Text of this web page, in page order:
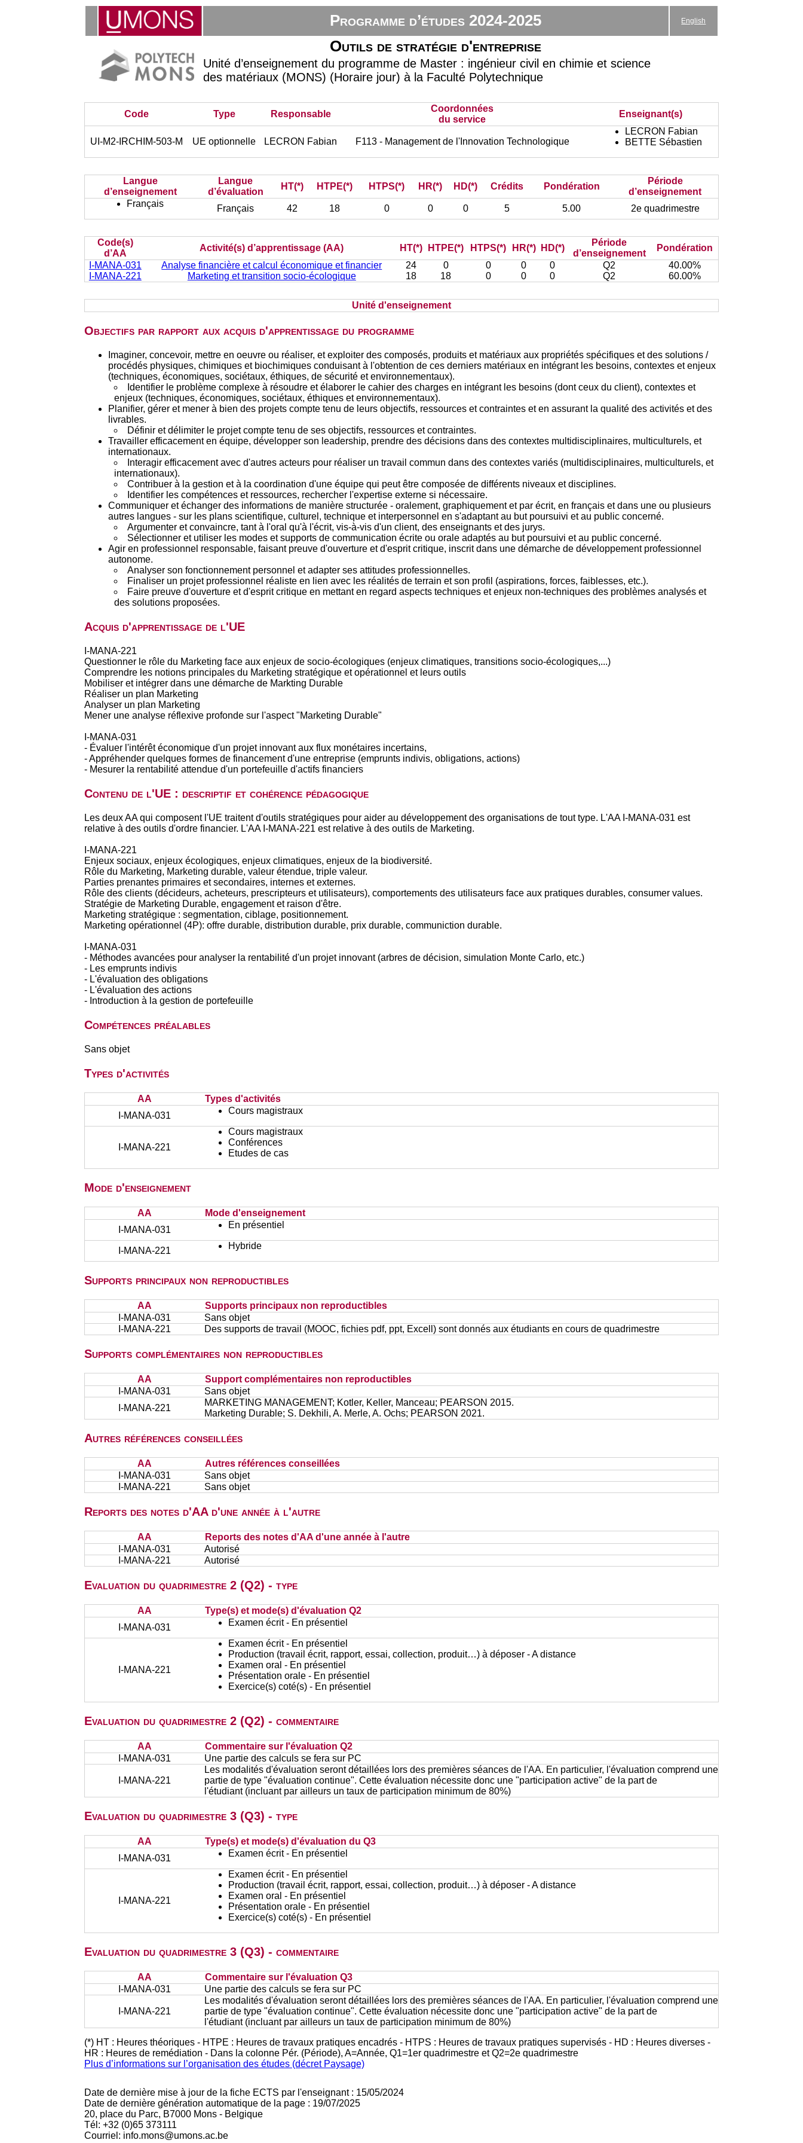
Programme d’études 2024-2025 English
Outils de stratégie d'entreprise
Unité d’enseignement du programme de Master : ingénieur civil en chimie et science
des matériaux (MONS) (Horaire jour) à la Faculté Polytechnique
Code Type Responsable
Coordonnées
du service
Enseignant(s)
UI-M2-IRCHIM-503-M UE optionnelle LECRON Fabian F113 - Management de l'Innovation Technologique
LECRON Fabian
BETTE Sébastien
Langue
d’enseignement
Langue
d’évaluation
HT(*) HTPE(*) HTPS(*) HR(*) HD(*) Crédits Pondération
Période
d’enseignement
Français
Français 42 18 0 0 0 5 5.00 2e quadrimestre
Code(s)
d’AA
Activité(s) d’apprentissage (AA) HT(*) HTPE(*) HTPS(*) HR(*) HD(*)
Période
d’enseignement
Pondération
I-MANA-031
Analyse financière et calcul économique et financier 24 0 0 0 0 Q2
40.00%
I-MANA-221
Marketing et transition socio-écologique 18 18 0 0 0 Q2 60.00%
Unité d'enseignement
Objectifs par rapport aux acquis d'apprentissage du programme
Imaginer, concevoir, mettre en oeuvre ou réaliser, et exploiter des composés, produits et matériaux aux propriétés spécifiques et des solutions /
procédés physiques, chimiques et biochimiques conduisant à l'obtention de ces derniers matériaux en intégrant les besoins, contextes et enjeux
(techniques, économiques, sociétaux, éthiques, de sécurité et environnementaux).
Identifier le problème complexe à résoudre et élaborer le cahier des charges en intégrant les besoins (dont ceux du client), contextes et
enjeux (techniques, économiques, sociétaux, éthiques et environnementaux).
Planifier, gérer et mener à bien des projets compte tenu de leurs objectifs, ressources et contraintes et en assurant la qualité des activités et des
livrables.
Définir et délimiter le projet compte tenu de ses objectifs, ressources et contraintes.
Travailler efficacement en équipe, développer son leadership, prendre des décisions dans des contextes multidisciplinaires, multiculturels, et
internationaux.
Interagir efficacement avec d'autres acteurs pour réaliser un travail commun dans des contextes variés (multidisciplinaires, multiculturels, et
internationaux).
Contribuer à la gestion et à la coordination d'une équipe qui peut être composée de différents niveaux et disciplines.
Identifier les compétences et ressources, rechercher l'expertise externe si nécessaire.
Communiquer et échanger des informations de manière structurée - oralement, graphiquement et par écrit, en français et dans une ou plusieurs
autres langues - sur les plans scientifique, culturel, technique et interpersonnel en s'adaptant au but poursuivi et au public concerné.
Argumenter et convaincre, tant à l'oral qu'à l'écrit, vis-à-vis d'un client, des enseignants et des jurys.
Sélectionner et utiliser les modes et supports de communication écrite ou orale adaptés au but poursuivi et au public concerné.
Agir en professionnel responsable, faisant preuve d'ouverture et d'esprit critique, inscrit dans une démarche de développement professionnel
autonome.
Analyser son fonctionnement personnel et adapter ses attitudes professionnelles.
Finaliser un projet professionnel réaliste en lien avec les réalités de terrain et son profil (aspirations, forces, faiblesses, etc.).
Faire preuve d'ouverture et d'esprit critique en mettant en regard aspects techniques et enjeux non-techniques des problèmes analysés et
des solutions proposées.
Acquis d'apprentissage de l'UE
I-MANA-221
Questionner le rôle du Marketing face aux enjeux de socio-écologiques (enjeux climatiques, transitions socio-écologiques,...)
Comprendre les notions principales du Marketing stratégique et opérationnel et leurs outils
Mobiliser et intégrer dans une démarche de Markting Durable
Réaliser un plan Marketing
Analyser un plan Marketing
Mener une analyse réflexive profonde sur l'aspect "Marketing Durable"
I-MANA-031
- Évaluer l'intérêt économique d'un projet innovant aux flux monétaires incertains,
- Appréhender quelques formes de financement d'une entreprise (emprunts indivis, obligations, actions)
- Mesurer la rentabilité attendue d'un portefeuille d'actifs financiers
Contenu de l'UE : descriptif et cohérence pédagogique
Les deux AA qui composent l'UE traitent d'outils stratégiques pour aider au développement des organisations de tout type. L'AA I-MANA-031 est
relative à des outils d'ordre financier. L'AA I-MANA-221 est relative à des outils de Marketing.
I-MANA-221
Enjeux sociaux, enjeux écologiques, enjeux climatiques, enjeux de la biodiversité.
Rôle du Marketing, Marketing durable, valeur étendue, triple valeur.
Parties prenantes primaires et secondaires, internes et externes.
Rôle des clients (décideurs, acheteurs, prescripteurs et utilisateurs), comportements des utilisateurs face aux pratiques durables, consumer values.
Stratégie de Marketing Durable, engagement et raison d'être.
Marketing stratégique : segmentation, ciblage, positionnement.
Marketing opérationnel (4P): offre durable, distribution durable, prix durable, communiction durable.
I-MANA-031
- Méthodes avancées pour analyser la rentabilité d'un projet innovant (arbres de décision, simulation Monte Carlo, etc.)
- Les emprunts indivis
- L'évaluation des obligations
- L'évaluation des actions
- Introduction à la gestion de portefeuille
Compétences préalables
Sans objet
Types d'activités
AA
Types d'activités
I-MANA-031
Cours magistraux
I-MANA-221
Cours magistraux
Conférences
Etudes de cas
Mode d'enseignement
AA
Mode d'enseignement
I-MANA-031
En présentiel
I-MANA-221 Hybride
Supports principaux non reproductibles
AA
Supports principaux non reproductibles
I-MANA-031
Sans objet
I-MANA-221
Des supports de travail (MOOC, fichies pdf, ppt, Excell) sont donnés aux étudiants en cours de quadrimestre
Supports complémentaires non reproductibles
AA
Support complémentaires non reproductibles
I-MANA-031
Sans objet
I-MANA-221
MARKETING MANAGEMENT; Kotler, Keller, Manceau; PEARSON 2015.
Marketing Durable; S. Dekhili, A. Merle, A. Ochs; PEARSON 2021.
Autres références conseillées
AA
Autres références conseillées
I-MANA-031
Sans objet
I-MANA-221
Sans objet
Reports des notes d'AA d'une année à l'autre
AA
Reports des notes d'AA d'une année à l'autre
I-MANA-031
Autorisé
I-MANA-221
Autorisé
Evaluation du quadrimestre 2 (Q2) - type
AA
Type(s) et mode(s) d'évaluation Q2
I-MANA-031
Examen écrit - En présentiel
I-MANA-221
Examen écrit - En présentiel
Production (travail écrit, rapport, essai, collection, produit…) à déposer - A distance
Examen oral - En présentiel
Présentation orale - En présentiel
Exercice(s) coté(s) - En présentiel
Evaluation du quadrimestre 2 (Q2) - commentaire
AA
Commentaire sur l'évaluation Q2
I-MANA-031
Une partie des calculs se fera sur PC
I-MANA-221
Les modalités d'évaluation seront détaillées lors des premières séances de l'AA. En particulier, l'évaluation comprend une
partie de type "évaluation continue". Cette évaluation nécessite donc une "participation active" de la part de
l'étudiant (incluant par ailleurs un taux de participation minimum de 80%)
Evaluation du quadrimestre 3 (Q3) - type
AA
Type(s) et mode(s) d'évaluation du Q3
I-MANA-031
Examen écrit - En présentiel
I-MANA-221
Examen écrit - En présentiel
Production (travail écrit, rapport, essai, collection, produit…) à déposer - A distance
Examen oral - En présentiel
Présentation orale - En présentiel
Exercice(s) coté(s) - En présentiel
Evaluation du quadrimestre 3 (Q3) - commentaire
AA
Commentaire sur l'évaluation Q3
I-MANA-031
Une partie des calculs se fera sur PC
I-MANA-221
Les modalités d'évaluation seront détaillées lors des premières séances de l'AA. En particulier, l'évaluation comprend une
partie de type "évaluation continue". Cette évaluation nécessite donc une "participation active" de la part de
l'étudiant (incluant par ailleurs un taux de participation minimum de 80%)
(*) HT : Heures théoriques - HTPE : Heures de travaux pratiques encadrés - HTPS : Heures de travaux pratiques supervisés - HD : Heures diverses -
HR : Heures de remédiation - Dans la colonne Pér. (Période), A=Année, Q1=1er quadrimestre et Q2=2e quadrimestre
Plus d’informations sur l’organisation des études (décret Paysage)
Date de dernière mise à jour de la fiche ECTS par l'enseignant : 15/05/2024
Date de dernière génération automatique de la page : 19/07/2025
20, place du Parc, B7000 Mons - Belgique
Tél: +32 (0)65 373111
Courriel: info.mons@umons.ac.be